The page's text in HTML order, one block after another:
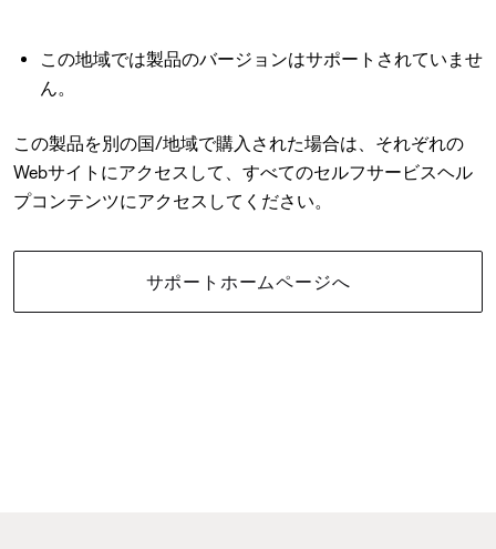
この地域では製品のバージョンはサポートされていませ
ん。
この製品を別の国/地域で購入された場合は、それぞれの
Webサイトにアクセスして、すべてのセルフサービスヘル
プコンテンツにアクセスしてください。
サポートホームページへ